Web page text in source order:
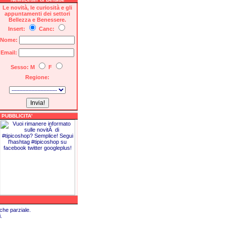
Le novità, le curiosità e gli
appuntamenti dei settori
Bellezza e Benessere.
Insert:
Canc:
Nome:
Email:
Sesso: M
F
Regione:
PUBBLICITA'
parziale.